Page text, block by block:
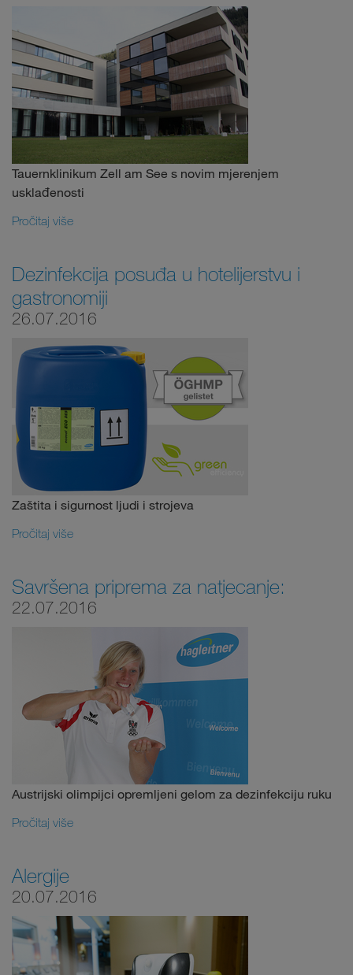
Tauernklinikum Zell am See s novim mjerenjem
usklađenosti
Pročitaj više
Dezinfekcija posuđa u hotelijerstvu i
gastronomiji
26.07.2016
Zaštita i sigurnost ljudi i strojeva
Pročitaj više
Savršena priprema za natjecanje:
22.07.2016
Austrijski olimpijci opremljeni gelom za dezinfekciju ruku
Pročitaj više
Alergije
20.07.2016